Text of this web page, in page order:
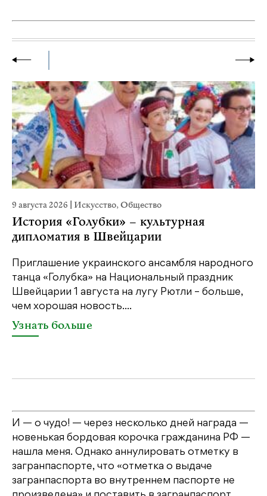
9 августа 2026 Искусство,Общество
История «Голубки» – культурная
дипломатия в Швейцарии
Приглашение украинского ансамбля народного
танца «Голубка» на Национальный праздник
Швейцарии 1 августа на лугу Рютли – больше,
чем хорошая новость....
Узнать больше
И — о чудо! — через несколько дней награда —
новенькая бордовая корочка гражданина РФ —
нашла меня. Однако аннулировать отметку в
загранпаспорте, что «отметка о выдаче
загранпаспорта во внутреннем паспорте не